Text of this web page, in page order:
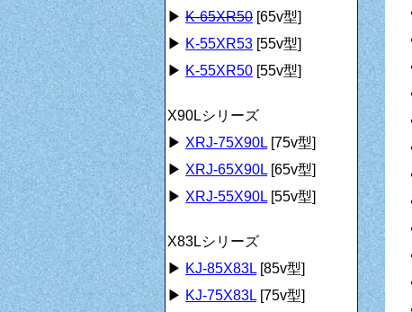
▶K-65XR50[65v型]
▶ K-55XR53 [55v型]
▶ K-55XR50 [55v型]
X90Lシリーズ
▶ XRJ-75X90L [75v型]
▶ XRJ-65X90L [65v型]
▶ XRJ-55X90L [55v型]
X83Lシリーズ
▶ KJ-85X83L [85v型]
▶ KJ-75X83L [75v型]